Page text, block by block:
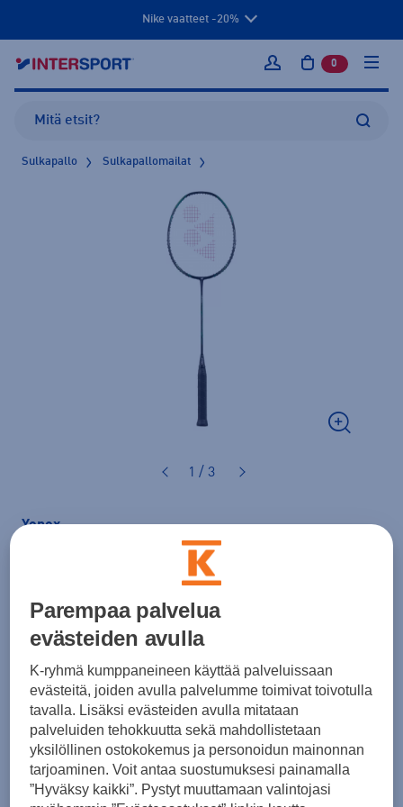
Nike vaatteet -20%
Kirjaudu sisään
0 tuotetta
Sulkapallo Sulkapallomailat
1 / 3
Yonex
-sulkapallomaila
Väri Musta
Lisää ostoskoriin
Parempaa palvelua
evästeiden avulla
K-ryhmä kumppaneineen käyttää palveluissaan
evästeitä, joiden avulla palvelumme toimivat toivotulla
tavalla. Lisäksi evästeiden avulla mitataan
palveluiden tehokkuutta sekä mahdollistetaan
yksilöllinen ostokokemus ja personoidun mainonnan
tarjoaminen. Voit antaa suostumuksesi painamalla
”Hyväksy kaikki”. Pystyt muuttamaan valintojasi